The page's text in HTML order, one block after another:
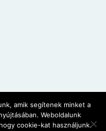
Bolt
amik segítenek minket a
Weboldalunk
cookie-kat használjunk.